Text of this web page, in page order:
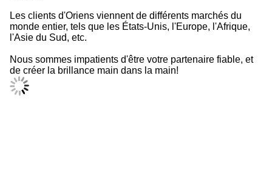
Les clients d'Oriens viennent de différents marchés du
monde entier, tels que les États-Unis, l'Europe, l'Afrique,
l'Asie du Sud, etc.
Nous sommes impatients d'être votre partenaire fiable, et
de créer la brillance main dans la main!